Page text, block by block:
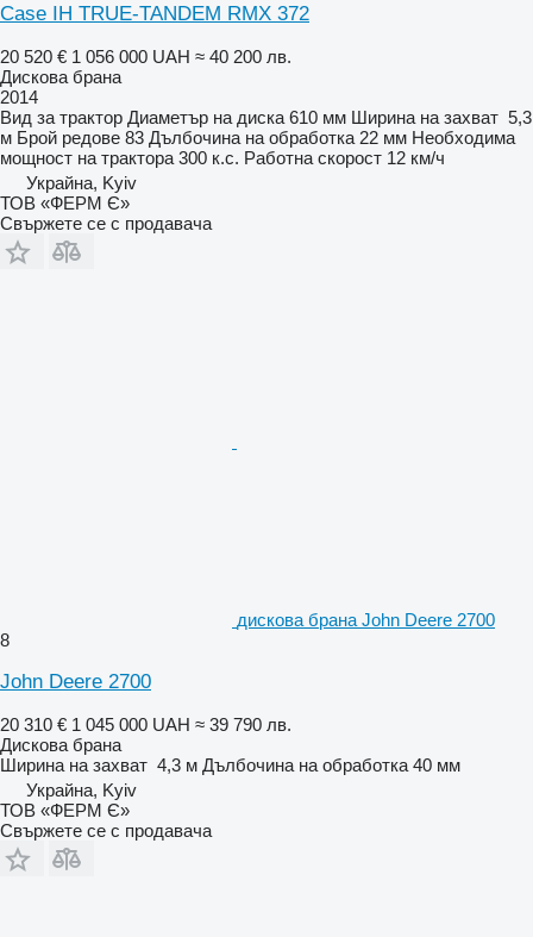
Case IH TRUE-TANDEM RMX 372
20 520 € 1 056 000 UAH ≈ 40 200 лв.
Дискова брана
2014
Вид за трактор Диаметър на диска 610 мм Ширина на захват 5,3
м Брой редове 83 Дълбочина на обработка 22 мм Необходима
мощност на трактора 300 к.с. Работна скорост 12 км/ч
Украйна, Kyiv
ТОВ «ФЕРМ Є»
Свържете се с продавача
дискова брана John Deere 2700
8
John Deere 2700
20 310 € 1 045 000 UAH ≈ 39 790 лв.
Дискова брана
Ширина на захват 4,3 м Дълбочина на обработка 40 мм
Украйна, Kyiv
ТОВ «ФЕРМ Є»
Свържете се с продавача